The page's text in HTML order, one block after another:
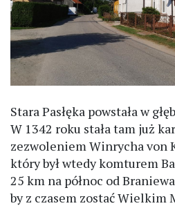
Stara Pasłęka powstała w
W 1342 roku stała tam już
zezwoleniem Winrycha von
który był wtedy komturem
25 km na północ od
by z czasem zostać Wielkim